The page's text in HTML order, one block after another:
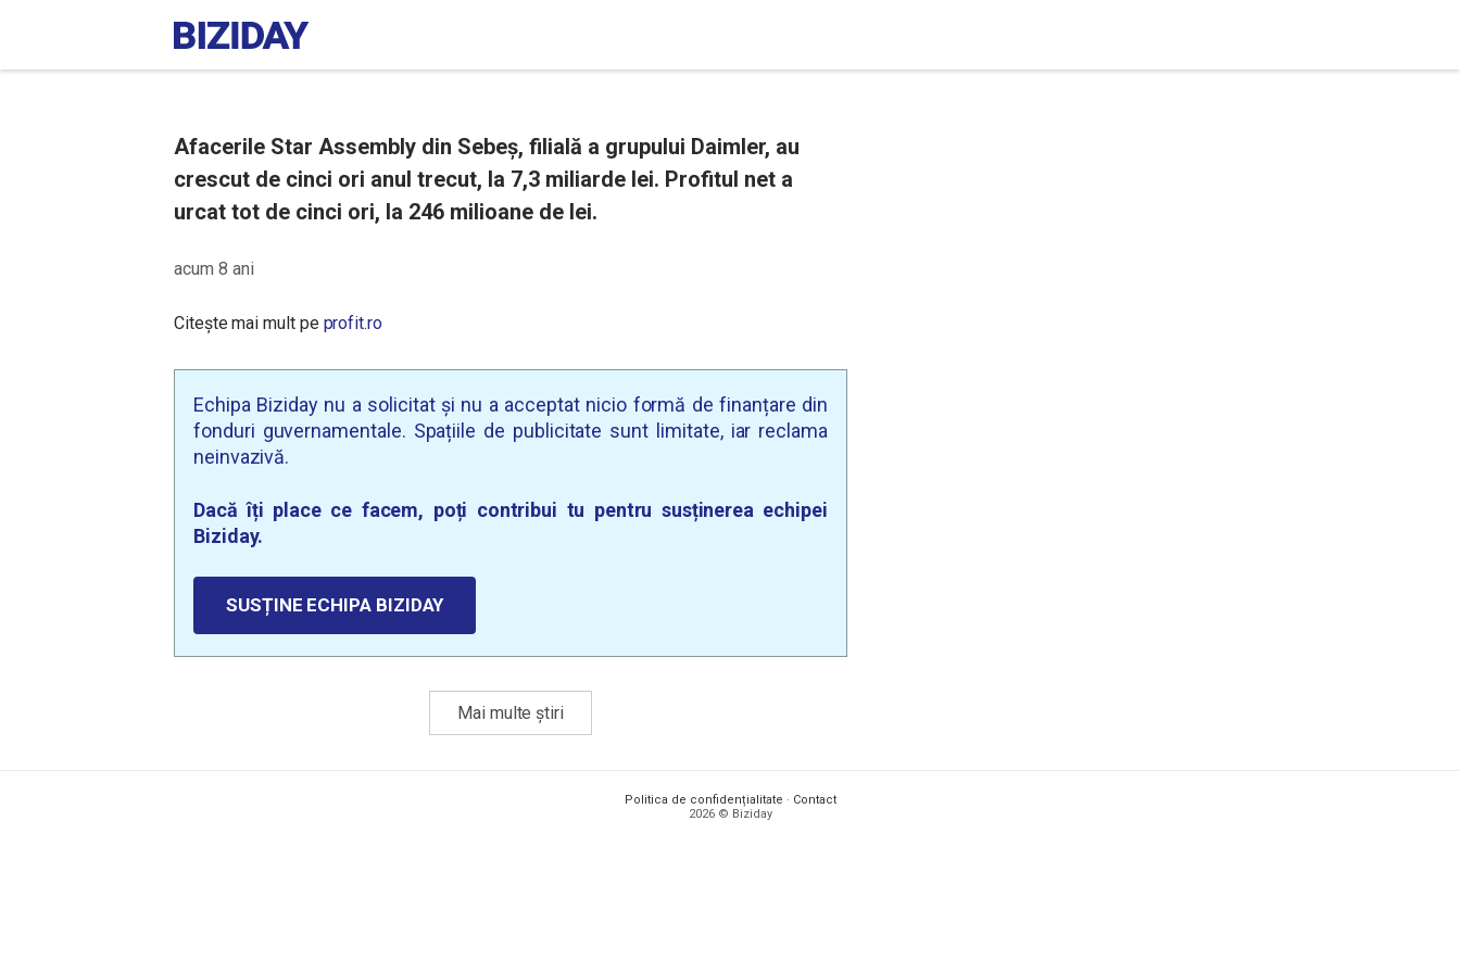
Afacerile Star Assembly din Sebeș, filială a grupului Daimler, au
crescut de cinci ori anul trecut, la 7,3 miliarde lei. Profitul net a
urcat tot de cinci ori, la 246 milioane de lei.
acum 8 ani
Citește mai mult pe profit.ro
Echipa Biziday nu a solicitat și nu a acceptat nicio formă de finanțare din
fonduri guvernamentale. Spațiile de publicitate sunt limitate, iar reclama
neinvazivă.
Dacă îți place ce facem, poți contribui tu pentru susținerea echipei
Biziday.
SUSȚINE ECHIPA BIZIDAY
Mai multe știri
Politica de confidențialitate · Contact
2026 © Biziday